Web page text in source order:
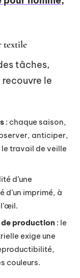
textile
tâches,
le
: chaque saison,
anticiper,
le travail de veille
d’une
imprimé, à
production : le
exige une
couleurs.